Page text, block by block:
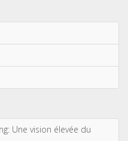
Une vision élevée du